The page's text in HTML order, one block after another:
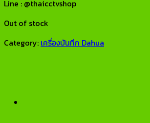
Line : @thaicctvshop
Out of stock
Category: เครื่องบันทึก Dahua